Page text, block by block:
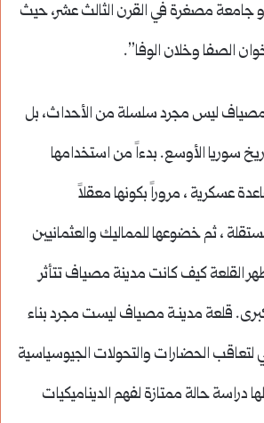
جامعة مصغرة في القرن الثالث عشر، حيث
الصفا وخلان الوفا”.
مصياف ليس مجرد سلسلة من الأحداث، بل
سوريا الأوسع. بدءاً من استخدامها
عسكرية ، مروراً بكونها معقلاً
، ثم خضوعها للمماليك والعثمانيين
القلعة كيف كانت مدينة مصياف تتأثر
قلعة مدينـة مصياف ليست مجرد بناء
الحضارات والتحولات الجيوسياسية
دراسة حالة ممتازة لفهم الديناميكيات